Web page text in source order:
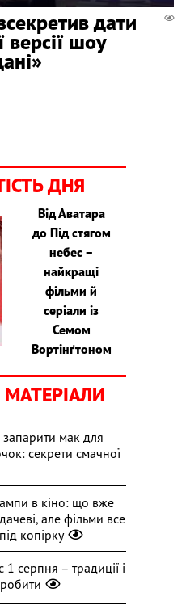
дати
шоу
ДНЯ
Від Аватара
до Під стягом
небес –
найкращі
фільми й
серіали із
Семом
Вортінґтоном
мак для
секрети смачної
в кіно: що вже
але фільми все
копірку
серпня – традиції і